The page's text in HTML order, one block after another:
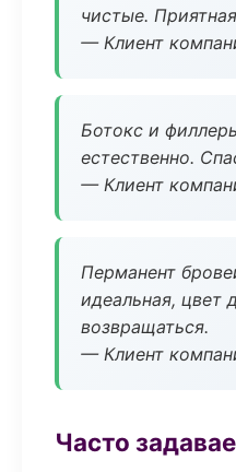
чистые.
— Клиент
Ботокс и
естественно.
— Клиент
Перманент
идеальная, цвет
возвращаться.
— Клиент
Часто